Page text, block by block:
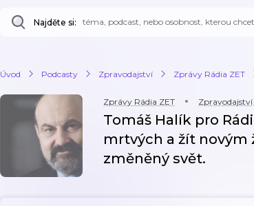
Najděte si:
Úvod Podcasty Zpravodajství Zprávy Rádia ZET
Zprávy Rádia ZET Zpravodajství,
Tomáš Halík pro
mrtvých a žít novým
změněný svět.